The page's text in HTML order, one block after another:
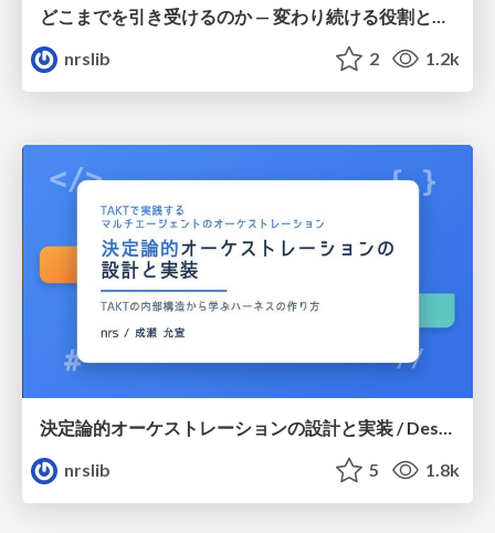
nrslib
2 1.2k
決定論的オーケストレーションの設計と実装 / Design and Implementation of Deterministic Orchestration
nrslib
5 1.8k